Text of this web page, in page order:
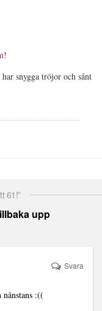
!
snygga tröjor och sånt
61!”
upp
:((
Svara